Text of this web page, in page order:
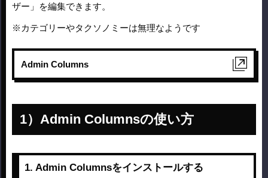
ザー」を編集できます。
※カテゴリーやタクソノミーは無理なようです
Admin Columns
Admin Columnsの使い方
1. Admin Columnsをインストールする